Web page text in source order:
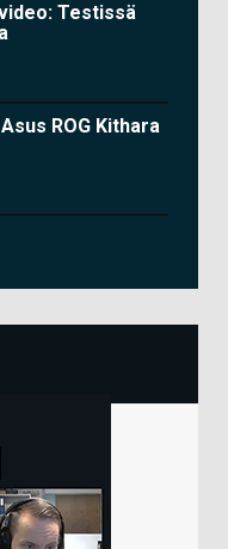
Testissä
ROG Kithara